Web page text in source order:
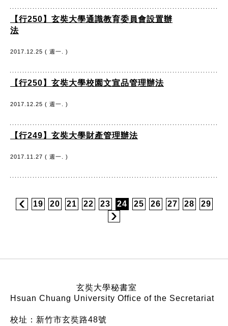
【行250】玄奘大學通識教育委員會設置辦
法
2017.12.25 ( 週一. )
【行250】玄奘大學校園文宣品管理辦法
2017.12.25 ( 週一. )
【行249】玄奘大學財產管理辦法
2017.11.27 ( 週一. )
19 20 21 22 23 24 25 26 27 28 29
玄奘大學秘書室
Hsuan Chuang University Office of the Secretariat
校址：新竹市玄奘路48號